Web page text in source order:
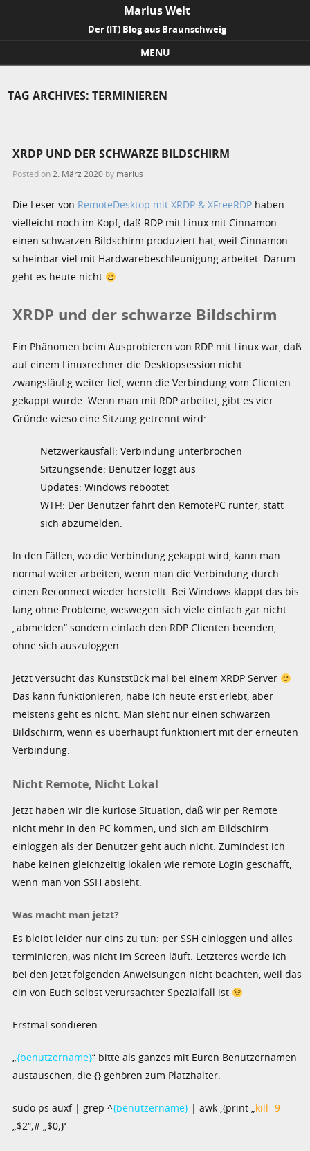
Marius Welt
Der (IT) Blog aus Braunschweig
MENU
TAG ARCHIVES:TERMINIEREN
XRDP UND DER SCHWARZE BILDSCHIRM
Posted on 2. März 2020 by marius
Die Leser von RemoteDesktop mit XRDP & XFreeRDP haben
vielleicht noch im Kopf, daß RDP mit Linux mit Cinnamon
einen schwarzen Bildschirm produziert hat, weil Cinnamon
scheinbar viel mit Hardwarebeschleunigung arbeitet. Darum
geht es heute nicht
XRDP und der schwarze Bildschirm
Ein Phänomen beim Ausprobieren von RDP mit Linux war, daß
auf einem Linuxrechner die Desktopsession nicht
zwangsläufig weiter lief, wenn die Verbindung vom Clienten
gekappt wurde. Wenn man mit RDP arbeitet, gibt es vier
Gründe wieso eine Sitzung getrennt wird:
Netzwerkausfall: Verbindung unterbrochen
Sitzungsende: Benutzer loggt aus
Updates: Windows rebootet
WTF!: Der Benutzer fährt den RemotePC runter, statt
sich abzumelden.
In den Fällen, wo die Verbindung gekappt wird, kann man
normal weiter arbeiten, wenn man die Verbindung durch
einen Reconnect wieder herstellt. Bei Windows klappt das bis
lang ohne Probleme, weswegen sich viele einfach gar nicht
„abmelden“ sondern einfach den RDP Clienten beenden,
ohne sich auszuloggen.
Jetzt versucht das Kunststück mal bei einem XRDP Server
Das kann funktionieren, habe ich heute erst erlebt, aber
meistens geht es nicht. Man sieht nur einen schwarzen
Bildschirm, wenn es überhaupt funktioniert mit der erneuten
Verbindung.
Nicht Remote, Nicht Lokal
Jetzt haben wir die kuriose Situation, daß wir per Remote
nicht mehr in den PC kommen, und sich am Bildschirm
einloggen als der Benutzer geht auch nicht. Zumindest ich
habe keinen gleichzeitig lokalen wie remote Login geschafft,
wenn man von SSH absieht.
Was macht man jetzt?
Es bleibt leider nur eins zu tun: per SSH einloggen und alles
terminieren, was nicht im Screen läuft. Letzteres werde ich
bei den jetzt folgenden Anweisungen nicht beachten, weil das
ein von Euch selbst verursachter Spezialfall ist
Erstmal sondieren:
„{benutzername}“ bitte als ganzes mit Euren Benutzernamen
austauschen, die {} gehören zum Platzhalter.
sudo ps auxf | grep ^{benutzername} | awk ‚{print „kill -9
„$2“;# „$0;}‘